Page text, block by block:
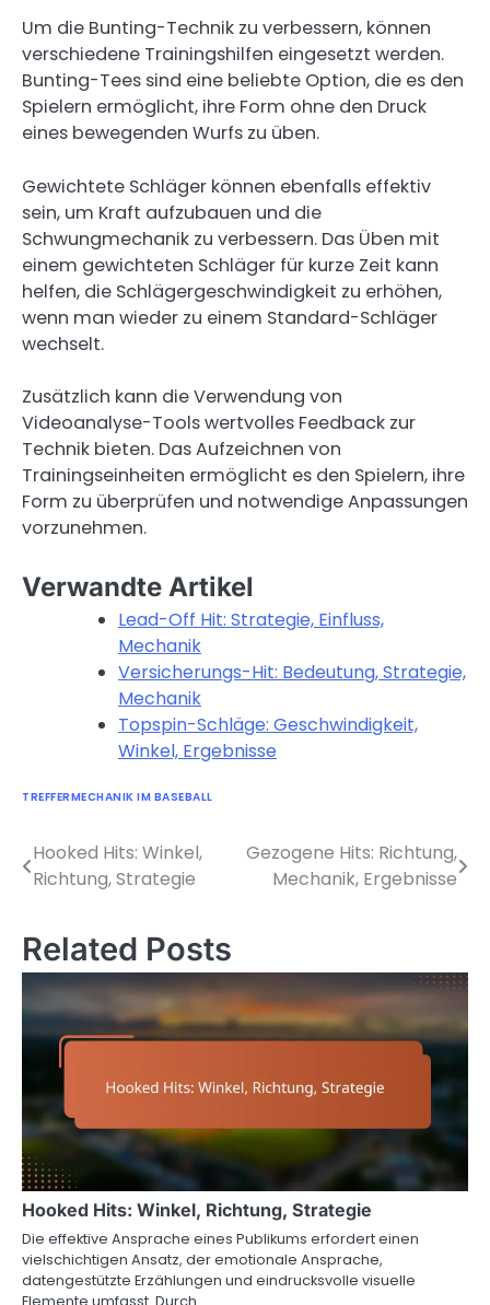
Um die Bunting-Technik zu verbessern, können
verschiedene Trainingshilfen eingesetzt werden.
Bunting-Tees sind eine beliebte Option, die es den
Spielern ermöglicht, ihre Form ohne den Druck
eines bewegenden Wurfs zu üben.
Gewichtete Schläger können ebenfalls effektiv
sein, um Kraft aufzubauen und die
Schwungmechanik zu verbessern. Das Üben mit
einem gewichteten Schläger für kurze Zeit kann
helfen, die Schlägergeschwindigkeit zu erhöhen,
wenn man wieder zu einem Standard-Schläger
wechselt.
Zusätzlich kann die Verwendung von
Videoanalyse-Tools wertvolles Feedback zur
Technik bieten. Das Aufzeichnen von
Trainingseinheiten ermöglicht es den Spielern, ihre
Form zu überprüfen und notwendige Anpassungen
vorzunehmen.
Verwandte Artikel
Lead-Off Hit: Strategie, Einfluss,
Mechanik
Versicherungs-Hit: Bedeutung, Strategie,
Mechanik
Topspin-Schläge: Geschwindigkeit,
Winkel, Ergebnisse
TREFFERMECHANIK IM BASEBALL
Post
navigation
Hooked Hits: Winkel,
Richtung, Strategie
Gezogene Hits: Richtung,
Mechanik, Ergebnisse
Related Posts
Hooked Hits: Winkel, Richtung, Strategie
Die effektive Ansprache eines Publikums erfordert einen
vielschichtigen Ansatz, der emotionale Ansprache,
datengestützte Erzählungen und eindrucksvolle visuelle